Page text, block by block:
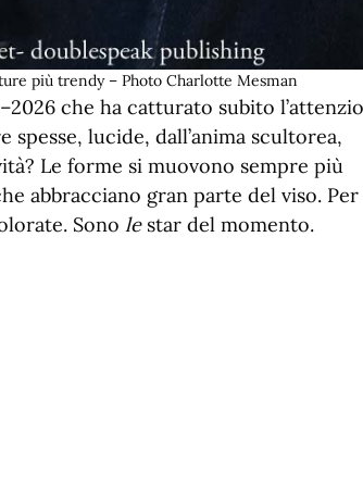
più trendy – Photo Charlotte Mesman
che ha catturato subito
spesse, lucide, dall’anima scultorea,
Le forme si muovono sempre più
abbracciano gran parte del viso. Per
Sono lestar del momento.